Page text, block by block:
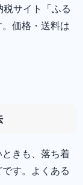
サイト「ふる
価格・送料は
きも、落ち着
す。よくある